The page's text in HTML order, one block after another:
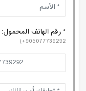
* رقم الهاتف المحمول:
905077739292+)